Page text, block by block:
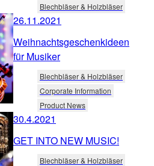
Blechbläser & Holzbläser
26.11.2021
Weihnachtsgeschenkideen
für Musiker
Blechbläser & Holzbläser
Corporate Information
Product News
30.4.2021
GET INTO NEW MUSIC!
Blechbläser & Holzbläser